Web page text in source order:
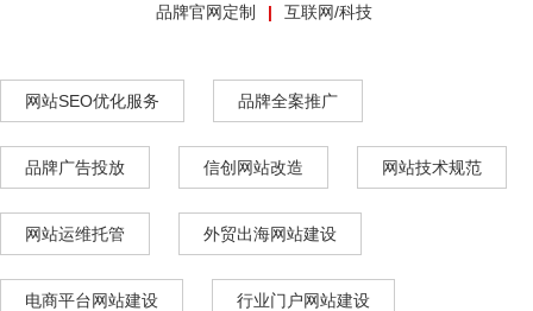
品牌官网定制 互联网/科技
网站SEO优化服务 品牌全案推广
品牌广告投放 信创网站改造 网站技术规范
网站运维托管 外贸出海网站建设
电商平台网站建设 行业门户网站建设